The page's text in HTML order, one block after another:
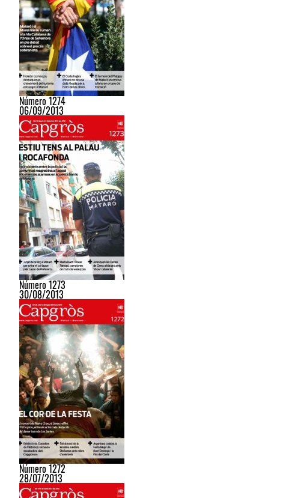
Número 1274
06/09/2013
Número 1273
30/08/2013
Número 1272
28/07/2013